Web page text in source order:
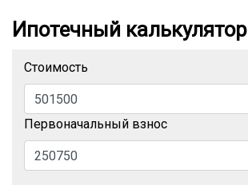
Ипотечный калькулятор
Стоимость
Первоначальный взнос